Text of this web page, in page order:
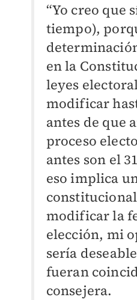
“Yo creo que
tiempo),
en la
leyes
modificar
antes de que
proceso
antes son el
eso implica
modificar la
elección, mi
sería
fueran
consejera.